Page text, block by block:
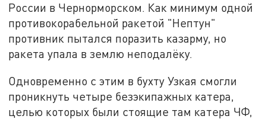
России в Чернорморском. Как минимум одной
противокорабельной ракетой "Нептун"
противник пытался поразить казарму, но
ракета упала в землю неподалёку.
Одновременно с этим в бухту Узкая смогли
проникнуть четыре безэкипажных катера,
целью которых были стоящие там катера ЧФ,